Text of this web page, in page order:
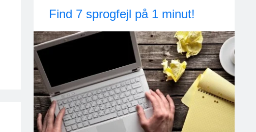
Find 7 sprogfejl på 1 minut!